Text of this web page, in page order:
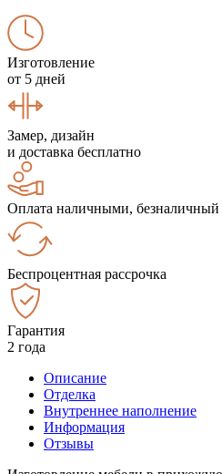
Изготовление
от 5 дней
Замер, дизайн
и доставка бесплатно
Оплата наличными, безналичный
Беспроцентная рассрочка
Гарантия
2 года
Описание
Отделка
Внутреннее наполнение
Информация
Отзывы